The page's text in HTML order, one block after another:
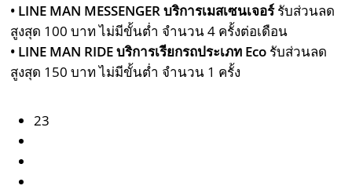
• LINE MAN MESSENGER บริการเมสเซนเจอร์รับส่วนลด
สูงสุด 100 บาท ไม่มีขั้นต่ำ จำนวน 4 ครั้งต่อเดือน
• LINE MAN RIDE บริการเรียกรถประเภท Eco รับส่วนลด
สูงสุด 150 บาท ไม่มีขั้นต่ำ จำนวน 1 ครั้ง
23